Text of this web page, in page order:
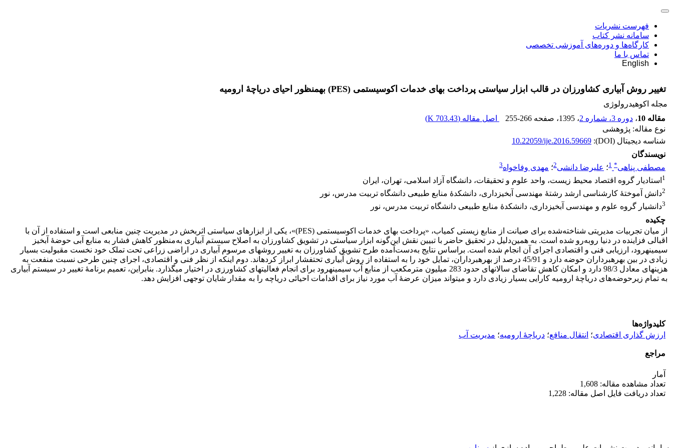
فهرست نشریات
سامانه نشر کتاب
کارگاه‌ها و دوره‌های آموزشی تخصصی
تماس با ما
English
تغییر روش آبیاری کشاورزان در قالب ابزار سیاستی پرداخت بهای خدمات اکوسیستمی (PES) به‏منظور احیای دریاچۀ ارومیه
مجله اکوهیدرولوژی
مقاله 10
، دوره 3، شماره 2 ، 1395 ، صفحه 255-266 اصل مقاله (703.43 K
)
نوع مقاله: پژوهشی
شناسه دیجیتال (DOI):
10.22059/ije.2016.59669
نویسندگان
مصطفی پناهی*
1؛ علیرضا دانشی2؛ مهدی وفاخواه3
1 استادیار گروه اقتصاد محیط‏ زیست، واحد علوم و تحقیقات، دانشگاه آزاد اسلامی، تهران، ایران
2دانش‏ آموختۀ کارشناسی ارشد رشتۀ مهندسی آبخیزداری، دانشکدۀ منابع طبیعی دانشگاه تربیت مدرس، نور
3دانشیار گروه علوم و مهندسی آبخیزداری، دانشکدۀ منابع طبیعی دانشگاه تربیت مدرس، نور
چکیده
از میان تجربیات مدیریتی شناخته‌‏‏شده‏ برای صیانت از منابع زیستی کمیاب، «پرداخت بهای خدمات اکوسیستمی (PES)»، یکی از ابزارهای سیاستی اثربخش در مدیریت چنین منابعی است و استفاده از آن با
اقبالی فزاینده در دنیا روبه‌رو شده ‏است. به ‏همین‌دلیل در تحقیق حاضر با تبیین نقش این‌گونه ابزار سیاستی در تشویق کشاورزان به اصلاح سیستم آبیاری به‌منظور کاهش فشار به منابع آبی حوضۀ آبخیز
سیمینه‏رود، ارزیابی فنی و اقتصادی اجرای آن انجام شده ‏است. براساس نتایج به‌دست‌آمده طرح تشویق کشاورزان به تغییر روش‏های مرسوم آبیاری در اراضی زراعی تحت تملک خود نخست مقبولیت بسیار
زیادی در بین بهره‏برداران حوضه دارد و 45/91 درصد از بهره‏برداران، تمایل خود را به استفاده از روش آبیاری تحت‏فشار ابراز کرده‏اند. دوم اینکه از نظر فنی و اقتصادی، اجرای چنین طرحی نسبت منفعت به
هزینه‏ای معادل 98/3 دارد و امکان کاهش تقاضای سالانه‎ای حدود 283 میلیون مترمکعب از منابع آب سیمینه‏رود برای انجام فعالیت‏های کشاورزی در اختیار می‏گذارد. بنابراین، تعمیم برنامۀ تغییر در سیستم آبیاری
به تمام زیرحوضه‌های دریاچۀ ارومیه کارایی بسیار زیادی دارد و می‏تواند میزان عرضۀ آب مورد نیاز برای اقدامات احیائی دریاچه را به مقدار شایان توجهی افزایش دهد.
کلیدواژه‌ها
ارزش گذاری اقتصادی؛ انتقال منافع؛ دریاچۀ ارومیه‌؛ مدیریت آب
مراجع
آمار
تعداد مشاهده مقاله: 1,608
تعداد دریافت فایل اصل مقاله: 1,228